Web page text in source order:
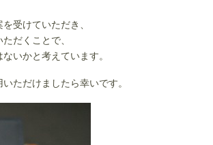
受けていただき、
だくことで、
いかと考えています。
ただけましたら幸いです。